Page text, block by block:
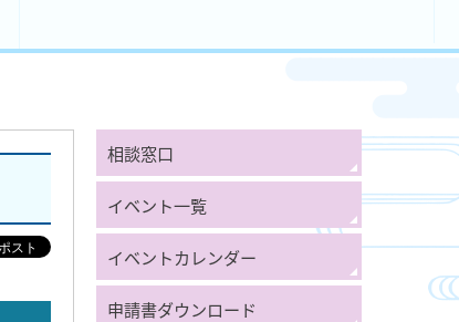
相談窓口
イベント一覧
イベントカレンダー
申請書ダウンロード